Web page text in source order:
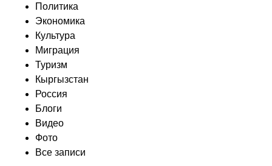
Политика
Экономика
Культура
Миграция
Туризм
Кыргызстан
Россия
Блоги
Видео
Фото
Все записи